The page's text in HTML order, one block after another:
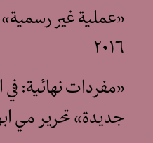
«عملية غير
٢٠١٦
«مفردات نهائية:
جديدة» تحرير مي ابو